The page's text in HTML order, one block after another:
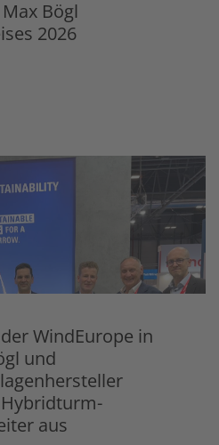
Bögl
2026
WindEurope in
und
aus